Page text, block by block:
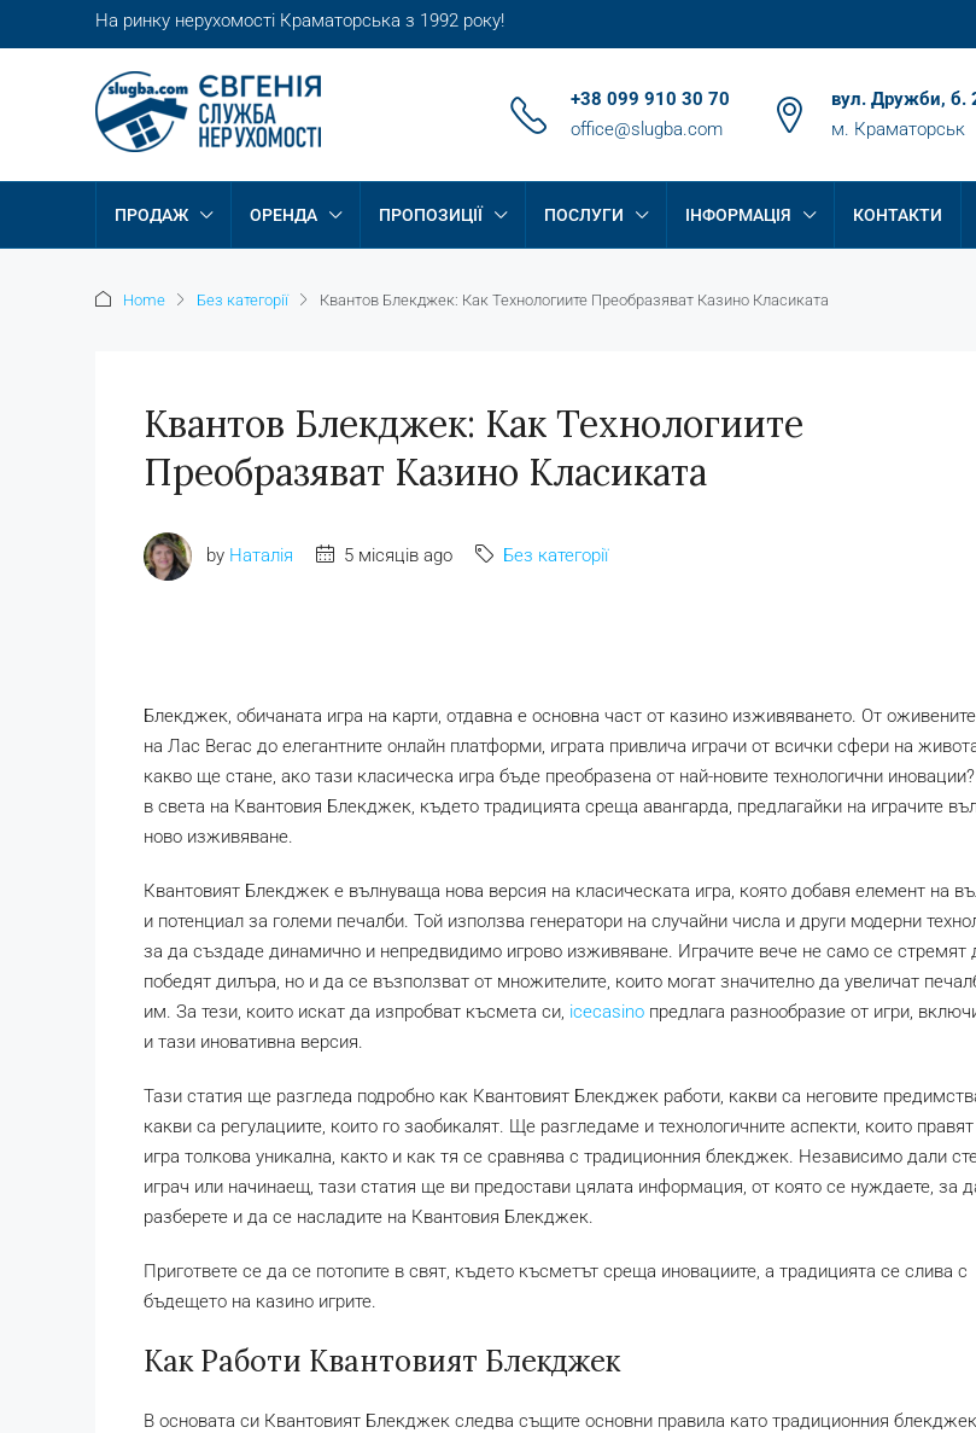
На ринку нерухомості Краматорська з 1992 року!
+38 099 910 30 70
office@slugba.com
вул. Дружби, б.
м. Краматорськ
ПРОДАЖ ОРЕНДА ПРОПОЗИЦІЇ ПОСЛУГИ ІНФОРМАЦІЯ КОНТАКТИ
Home Без категорії Квантов Блекджек: Как Технологиите Преобразяват Казино Класиката
Квантов Блекджек: Как Технологиите
Преобразяват Казино Класиката
by Наталія 5 місяців ago Без категорії
Блекджек, обичаната игра на карти, отдавна е основна част от казино изживяването. От
на Лас Вегас до елегантните онлайн платформи, играта привлича играчи от всички сфери на
какво ще стане, ако тази класическа игра бъде преобразена от най-новите технологични
в света на Квантовия Блекджек, където традицията среща авангарда, предлагайки на играчите
ново изживяване.
Квантовият Блекджек е вълнуваща нова версия на класическата игра, която добавя елемент на
и потенциал за големи печалби. Той използва генератори на случайни числа и други модерни
за да създаде динамично и непредвидимо игрово изживяване. Играчите вече не само се стремят
победят дилъра, но и да се възползват от множителите, които могат значително да увеличат
им. За тези, които искат да изпробват късмета си, icecasino предлага разнообразие от игри,
и тази иновативна версия.
Тази статия ще разгледа подробно как Квантовият Блекджек работи, какви са неговите
какви са регулациите, които го заобикалят. Ще разгледаме и технологичните аспекти, които
игра толкова уникална, както и как тя се сравнява с традиционния блекджек. Независимо дали
играч или начинаещ, тази статия ще ви предостави цялата информация, от която се нуждаете, за
разберете и да се насладите на Квантовия Блекджек.
Пригответе се да се потопите в свят, където късметът среща иновациите, а традицията се слива с
бъдещето на казино игрите.
Как Работи Квантовият Блекджек
В основата си Квантовият Блекджек следва същите основни правила като традиционния